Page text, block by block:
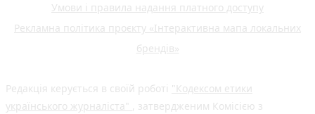
Умови і правила надання платного доступу
Рекламна політика проєкту «Інтерактивна мапа локальних
брендів»
Редакція керується в своїй роботі "Кодексом етики
українського журналіста" , затвердженим Комісією з